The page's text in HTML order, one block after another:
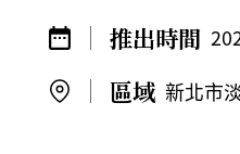
新北市